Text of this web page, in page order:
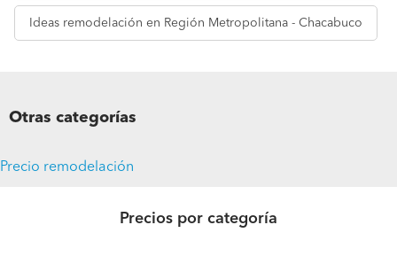
Ideas remodelación en Región Metropolitana - Chacabuco
Otras categorías
Precio remodelación
Precios por categoría